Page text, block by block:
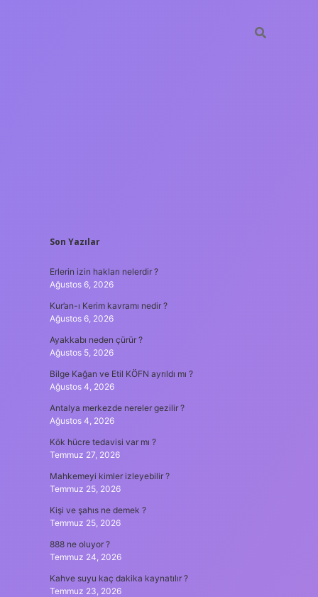
SIDEBAR
Son Yazılar
Erlerin izin hakları nelerdir ?
Ağustos 6, 2026
Kur’an-ı Kerim kavramı nedir ?
Ağustos 6, 2026
Ayakkabı neden çürür ?
Ağustos 5, 2026
Bilge Kağan ve Etil KÖFN ayrıldı mı ?
Ağustos 4, 2026
Antalya merkezde nereler gezilir ?
Ağustos 4, 2026
Kök hücre tedavisi var mı ?
Temmuz 27, 2026
Mahkemeyi kimler izleyebilir ?
Temmuz 25, 2026
Kişi ve şahıs ne demek ?
Temmuz 25, 2026
888 ne oluyor ?
Temmuz 24, 2026
Kahve suyu kaç dakika kaynatılır ?
Temmuz 23, 2026
ilbet yeni girişBetexper giriş adresi